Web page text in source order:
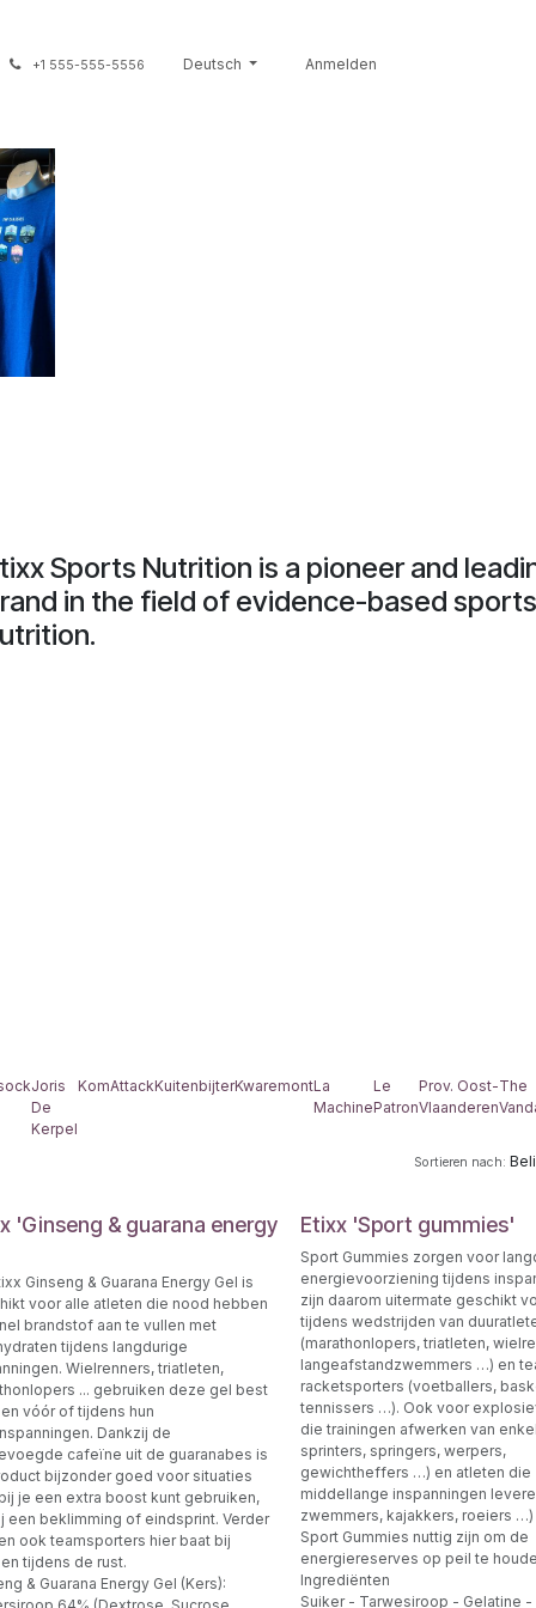
Giftcards Brands Contact
+1 555-555-5556 Deutsch Anmelden
Sports Nutrition is a pioneer and
in the field of evidence-based sports
Joris
De
Kerpel
KomAttackKuitenbijterKwaremontLa
Machine
Le
Patron
Prov. Oost-
Vlaanderen
The
Sortieren nach:
'Ginseng & guarana energy
Ginseng & Guarana Energy Gel is
voor alle atleten die nood hebben
brandstof aan te vullen met
tijdens langdurige
Wielrenners, triatleten,
... gebruiken deze gel best
vóór of tijdens hun
Dankzij de
cafeïne uit de guaranabes is
bijzonder goed voor situaties
je een extra boost kunt gebruiken,
een beklimming of eindsprint. Verder
ook teamsporters hier baat bij
tijdens de rust.
& Guarana Energy Gel (Kers):
Etixx 'Sport gummies'
Sport Gummies zorgen voor
energievoorziening tijdens
zijn daarom uitermate geschikt
tijdens wedstrijden van
(marathonlopers, triatleten,
langeafstandzwemmers …) en
racketsporters (voetballers,
tennissers …). Ook voor
die trainingen afwerken van
sprinters, springers, werpers,
gewichtheffers …) en atleten die
middellange inspanningen
zwemmers, kajakkers, roeiers
Sport Gummies nuttig zijn om de
energiereserves op peil te
Ingrediënten
Suiker - Tarwesiroop - Gelatine -